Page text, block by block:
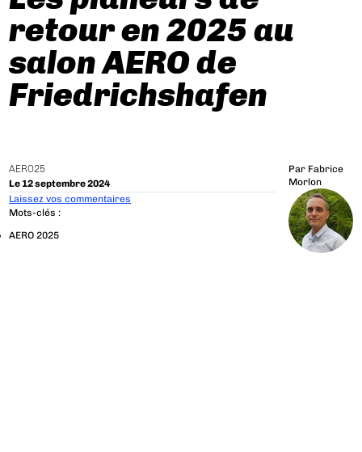
retour en 2025 au
salon AERO de
Friedrichshafen
AERO25
Le 12 septembre 2024
Par Fabrice
Morlon
Laissez vos commentaires
Mots-clés :
AERO 2025